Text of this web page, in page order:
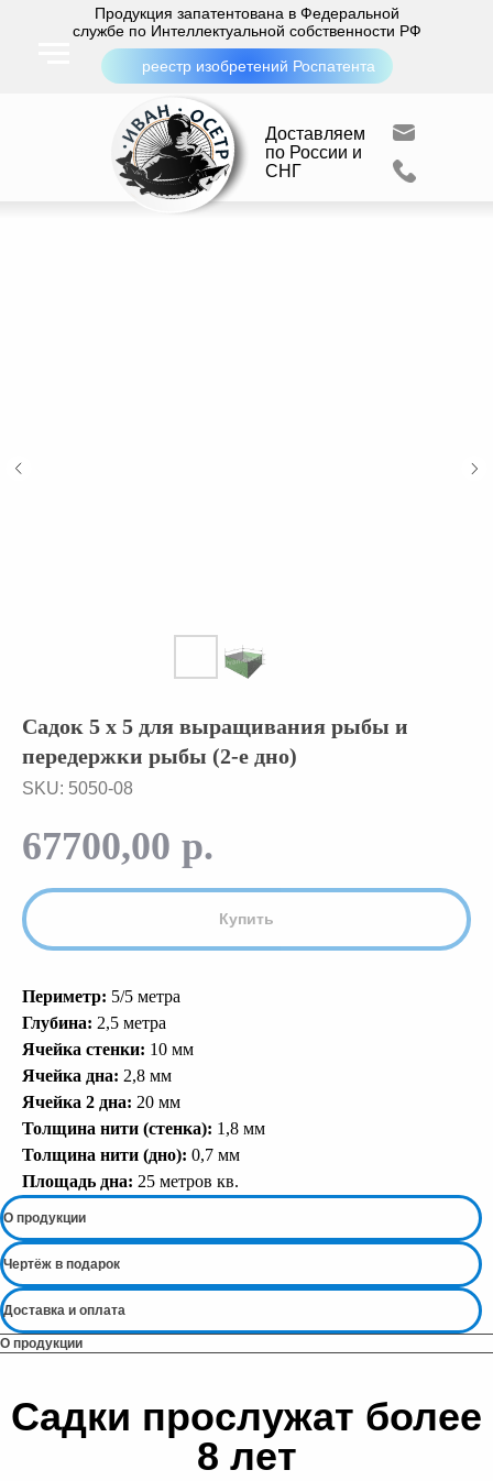
Продукция запатентована в Федеральной
службе по Интеллектуальной собственности РФ
реестр изобретений Роспатента
Доставляем
по России и
СНГ
Садок 5 x 5 для выращивания рыбы и
передержки рыбы (2-е дно)
SKU: 5050-08
67700,00 р.
Купить
Периметр: 5/5 метра
Глубина: 2,5 метра
Ячейка стенки: 10 мм
Ячейка дна: 2,8 мм
Ячейка 2 дна: 20 мм
Толщина нити (стенка): 1,8 мм
Толщина нити (дно): 0,7 мм
Площадь дна: 25 метров кв.
О продукции
Чертёж в подарок
Доставка и оплата
О продукции
Садки прослужат более
8 лет